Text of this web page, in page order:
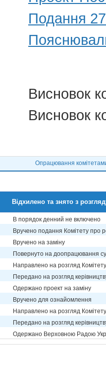
Подання
Висновок
Висновок
Опрацювання
Відхилено та знято з
В порядок денний не включено
Вручено подання Комітету про
Вручено на заміну
Повернуто на доопрацювання
Направлено на розгляд Комітету
Передано на розгляд
Одержано проект на заміну
Вручено для ознайомлення
Направлено на розгляд Комітету
Передано на розгляд
Одержано Верховною Радою